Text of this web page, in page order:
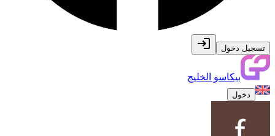
تسجيل دخول
بيكاسو الخليج
دخول